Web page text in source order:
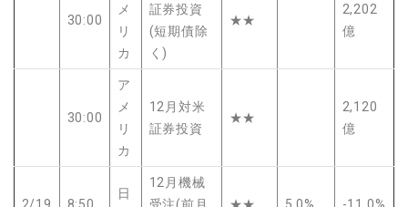
30:00
メ
リ
カ
証券投資
(短期債除
く)
★★
2,202
億
30:00
ア
メ
リ
カ
12月対米
証券投資
★★
2,120
億
2/19 8:50
日
12月機械
受注(前月
★★ 5.0% -11.0%